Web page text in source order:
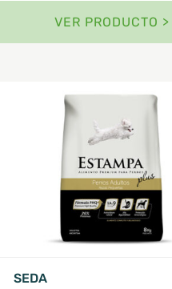
VER PRODUCTO >
SEDA